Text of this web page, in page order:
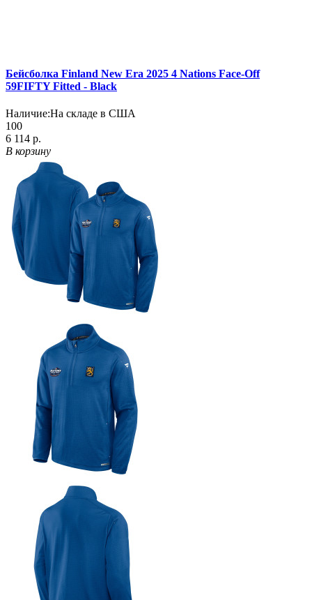
Бейсболка Finland New Era 2025 4 Nations Face-Off
59FIFTY Fitted - Black
Наличие:На складе в США
100
6 114 р.
В корзину